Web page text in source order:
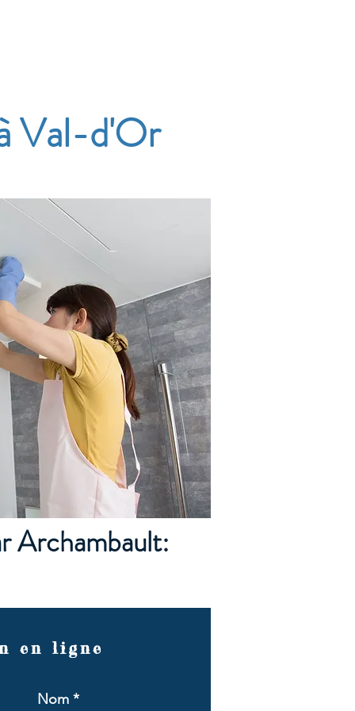
Val-d'Or
Archambault:
en ligne
Nom